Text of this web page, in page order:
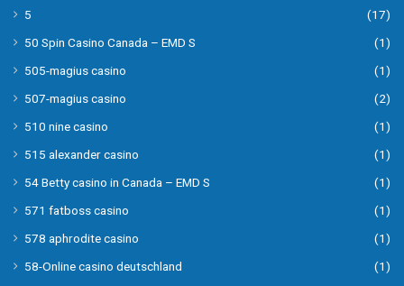
5
(17)
50 Spin Casino Canada – EMD S
(1)
505-magius casino
(1)
507-magius casino
(2)
510 nine casino
(1)
515 alexander casino
(1)
54 Betty casino in Canada – EMD S
(1)
571 fatboss casino
(1)
578 aphrodite casino
(1)
58-Online casino deutschland
(1)